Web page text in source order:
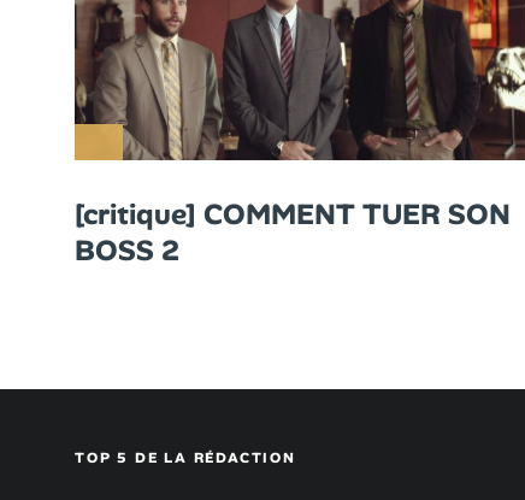
[critique] COMMENT TUER SON
BOSS 2
TOP 5 DE LA RÉDACTION